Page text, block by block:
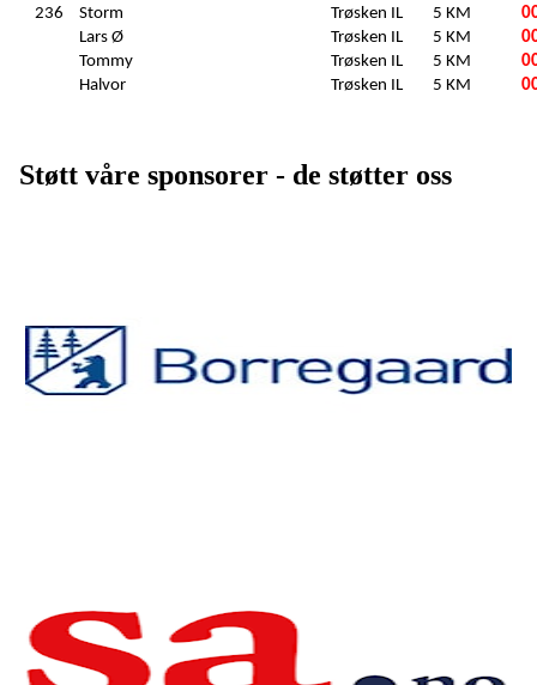
236
Storm Trøsken IL 5 KM
Lars Ø
Trøsken IL 5 KM
Tommy
Trøsken IL 5 KM
Halvor
Trøsken IL 5 KM
Støtt våre sponsorer - de støtter oss